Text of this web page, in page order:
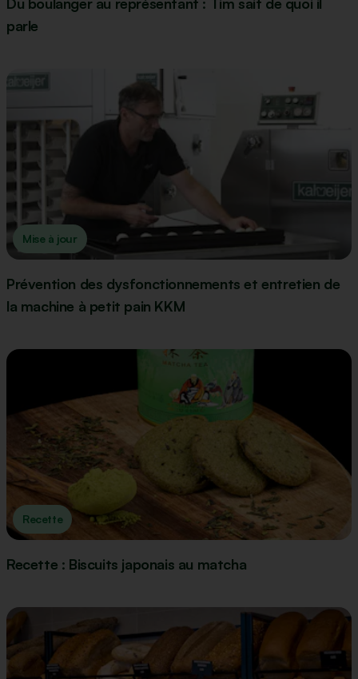
parle
Mise à jour
Prévention des dysfonctionnements et entretien de
la machine à petit pain KKM
Recette
Recette : Biscuits japonais au matcha